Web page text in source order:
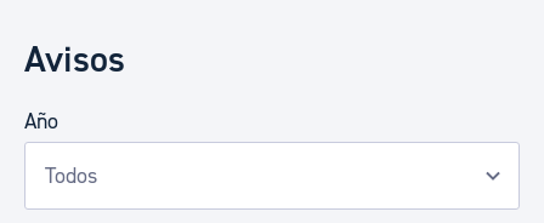
Avisos
Año